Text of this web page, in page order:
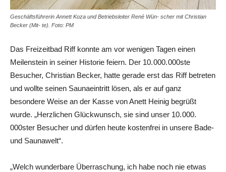
Geschäftsführerin Annett Koza und Betriebsleiter René Wün- scher mit Christian
Becker (Mit- te). Foto: PM
Das Freizeitbad Riff konnte am vor wenigen Tagen einen
Meilenstein in seiner Historie feiern. Der 10. 000. 000ste
Besucher, Christian Becker, hatte gerade erst das Riff betreten
und wollte seinen Saunaeintritt lösen, als er auf ganz
besondere Weise an der Kasse von Anett Heinig begrüßt
wurde. „Herzlichen Glückwunsch, sie sind unser 10. 000.
000ster Besucher und dürfen heute kostenfrei in unsere Bade-
und Saunawelt“.
„Welch wunderbare Überraschung, ich habe noch nie etwas